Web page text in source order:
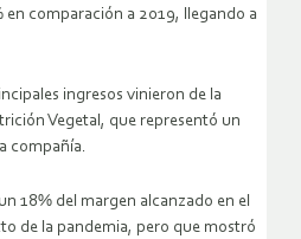
en comparación a 2019, llegando a
ingresos vinieron de la
Vegetal, que representó un
compañía.
18% del margen alcanzado en el
de la pandemia, pero que mostró